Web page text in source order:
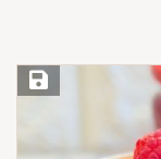
Save Recipe